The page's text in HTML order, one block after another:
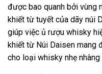
được bao quanh bởi vùng
khiết từ tuyết của dãy núi
giúp việc ủ rượu whisky
khiết từ Núi Daisen mang
cho loại whisky nhẹ nhàng